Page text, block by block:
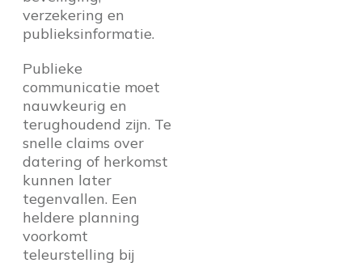
verzekering en
publieksinformatie.
Publieke
communicatie moet
nauwkeurig en
terughoudend zijn. Te
snelle claims over
datering of herkomst
kunnen later
tegenvallen. Een
heldere planning
voorkomt
teleurstelling bij